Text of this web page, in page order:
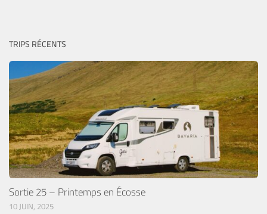
TRIPS RÉCENTS
Sortie 25 – Printemps en Écosse
10 JUIN, 2025